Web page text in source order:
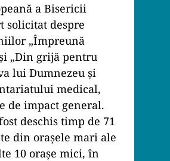
a Bisericii
solicitat despre
„Împreună
„Din grijă pentru
lui Dumnezeu și
medical,
de impact general.
deschis timp de 71
din orașele mari ale
10 orașe mici, în